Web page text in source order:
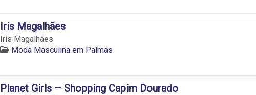
Iris Magalhães
Iris Magalhães
Moda Masculina em Palmas
Planet Girls – Shopping Capim Dourado